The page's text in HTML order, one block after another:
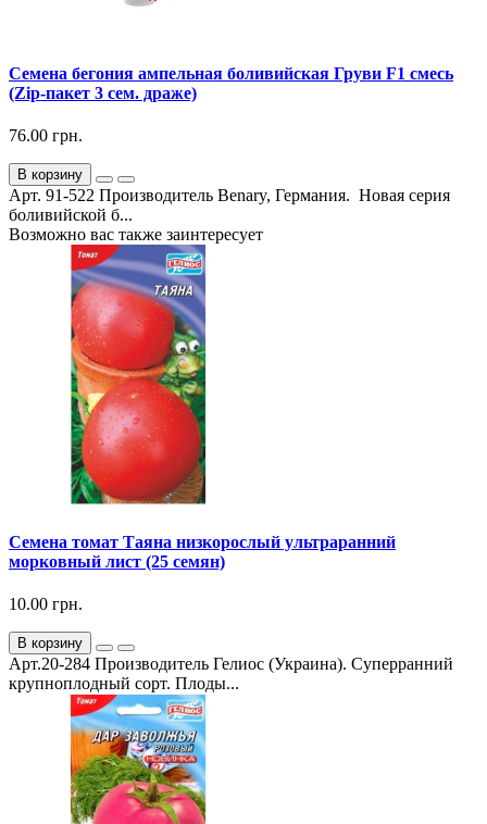
Семена бегония ампельная боливийская Груви F1 смесь
(Zip-пакет 3 сем. драже)
76.00 грн.
В корзину
Арт. 91-522 Производитель Benary, Германия. Новая серия
боливийской б...
Возможно вас также заинтересует
Семена томат Таяна низкорослый ультраранний
морковный лист (25 семян)
10.00 грн.
В корзину
Арт.20-284 Производитель Гелиос (Украина). Суперранний
крупноплодный сорт. Плоды...